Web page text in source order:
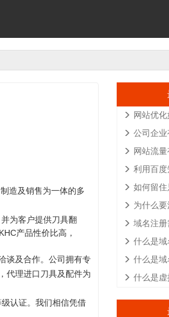
造及销售为一体的多
为客户提供刀具翻
产品性价比高，
谈及合作。公司拥有专
代理进口刀具及配件为
认证。我们相信凭借
网站优
公司企
网站流
利用百
如何留
为什么要
域名注册
什么是域
什么是域
什么是虚